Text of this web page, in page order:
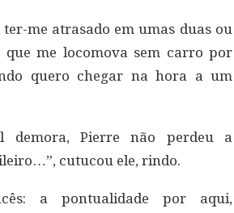
me atrasado em umas duas ou
que me locomova sem carro por
quero chegar na hora a um
demora, Pierre não perdeu a
cutucou ele, rindo.
a pontualidade por aqui,